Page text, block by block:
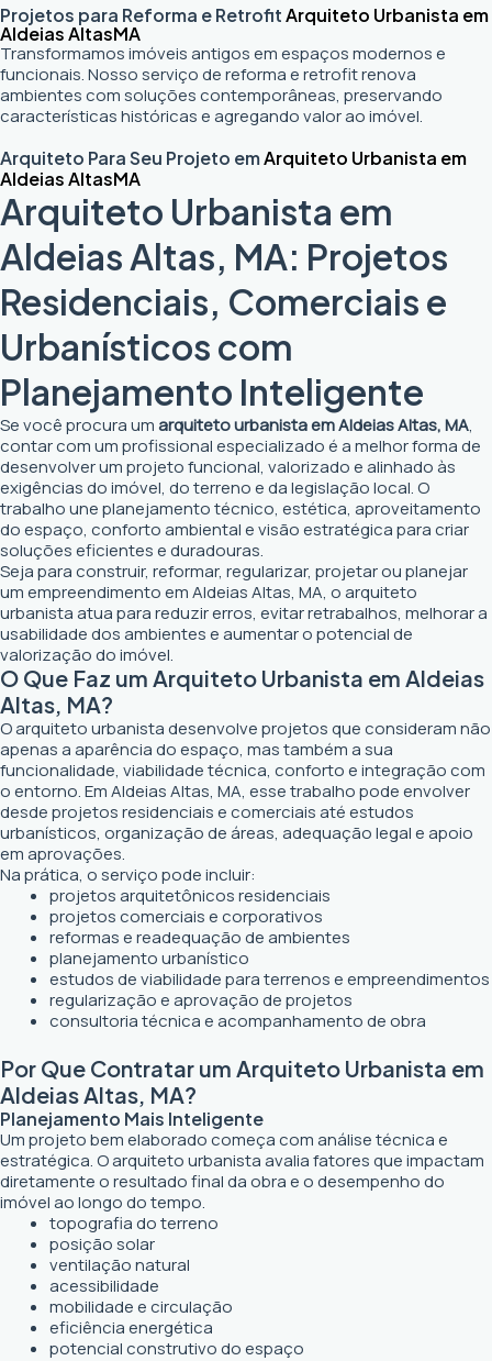
Projetos para Reforma e RetrofitArquiteto Urbanista em
Aldeias AltasMA
Transformamos imóveis antigos em espaços modernos e
funcionais. Nosso serviço de reforma e retrofit renova
ambientes com soluções contemporâneas, preservando
características históricas e agregando valor ao imóvel.
Arquiteto Para Seu Projeto emArquiteto Urbanista em
Aldeias AltasMA
Arquiteto Urbanista em
Aldeias Altas, MA: Projetos
Residenciais, Comerciais e
Urbanísticos com
Planejamento Inteligente
Se você procura umarquiteto urbanista em Aldeias Altas, MA,
contar com um profissional especializado é a melhor forma de
desenvolver um projeto funcional, valorizado e alinhado às
exigências do imóvel, do terreno e da legislação local. O
trabalho une planejamento técnico, estética, aproveitamento
do espaço, conforto ambiental e visão estratégica para criar
soluções eficientes e duradouras.
Seja para construir, reformar, regularizar, projetar ou planejar
um empreendimento em Aldeias Altas, MA, o arquiteto
urbanista atua para reduzir erros, evitar retrabalhos, melhorar a
usabilidade dos ambientes e aumentar o potencial de
valorização do imóvel.
O Que Faz um Arquiteto Urbanista em Aldeias
Altas, MA?
O arquiteto urbanista desenvolve projetos que consideram não
apenas a aparência do espaço, mas também a sua
funcionalidade, viabilidade técnica, conforto e integração com
o entorno. Em Aldeias Altas, MA, esse trabalho pode envolver
desde projetos residenciais e comerciais até estudos
urbanísticos, organização de áreas, adequação legal e apoio
em aprovações.
Na prática, o serviço pode incluir:
projetos arquitetônicos residenciais
projetos comerciais e corporativos
reformas e readequação de ambientes
planejamento urbanístico
estudos de viabilidade para terrenos e empreendimentos
regularização e aprovação de projetos
consultoria técnica e acompanhamento de obra
Por Que Contratar um Arquiteto Urbanista em
Aldeias Altas, MA?
Planejamento Mais Inteligente
Um projeto bem elaborado começa com análise técnica e
estratégica. O arquiteto urbanista avalia fatores que impactam
diretamente o resultado final da obra e o desempenho do
imóvel ao longo do tempo.
topografia do terreno
posição solar
ventilação natural
acessibilidade
mobilidade e circulação
eficiência energética
potencial construtivo do espaço